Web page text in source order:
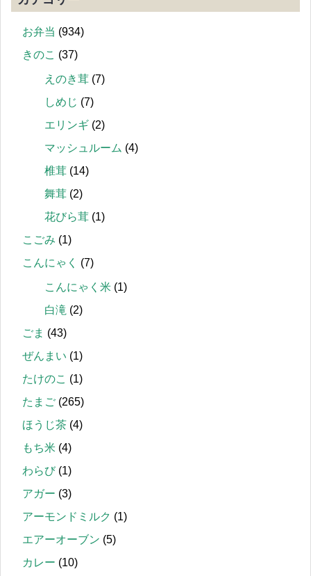
お弁当 (934)
きのこ (37)
えのき茸 (7)
しめじ (7)
エリンギ (2)
マッシュルーム (4)
椎茸 (14)
舞茸 (2)
花びら茸 (1)
こごみ (1)
こんにゃく
(7)
こんにゃく米 (1)
白滝 (2)
ごま (43)
ぜんまい (1)
たけのこ (1)
たまご (265)
ほうじ茶 (4)
もち米 (4)
わらび(1)
アガー (3)
アーモンドミルク (1)
エアーオーブン (5)
カレー (10)